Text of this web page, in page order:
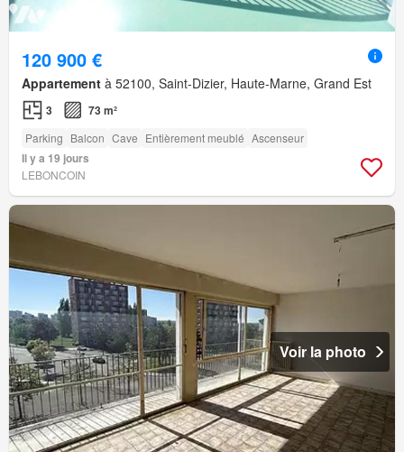
120 900 €
Appartement à 52100, Saint-Dizier, Haute-Marne, Grand Est
3 73 m²
Parking Balcon Cave Entièrement meublé Ascenseur
Il y a 19 jours
LEBONCOIN
Voir la photo